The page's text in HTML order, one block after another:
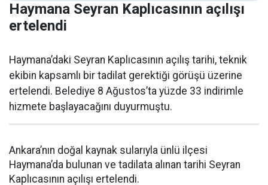
Haymana Seyran Kaplıcasının açılışı
ertelendi
Haymana’daki Seyran Kaplıcasının açılış tarihi, teknik
ekibin kapsamlı bir tadilat gerektiği görüşü üzerine
ertelendi. Belediye 8 Ağustos’ta yüzde 33 indirimle
hizmete başlayacağını duyurmuştu.
Ankara’nın doğal kaynak sularıyla ünlü ilçesi
Haymana’da bulunan ve tadilata alınan tarihi Seyran
Kaplıcasının açılışı ertelendi.